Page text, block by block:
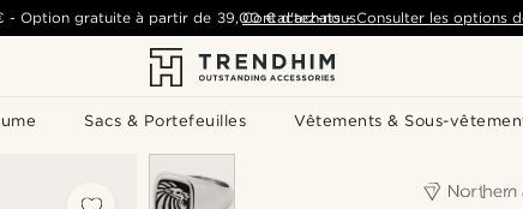
Sacs & Portefeuilles Vêtements & Sous-
-Option gratuite à partir de 39,00 € d'achats- Consulter les options
Contactez-nous